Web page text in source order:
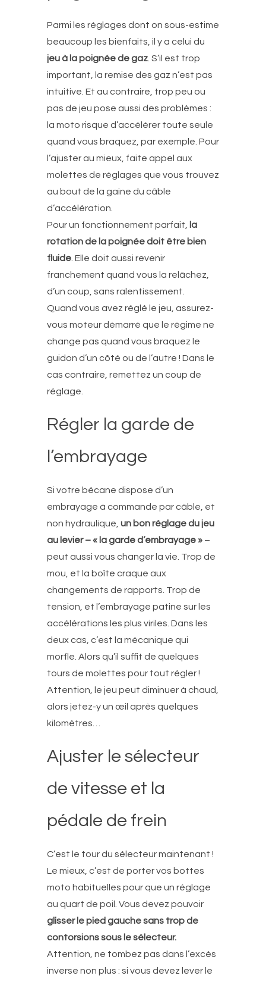
Parmi les réglages dont on sous-estime
beaucoup les bienfaits, il y a celui du
jeu à la poignée de gaz. S’il est trop
important, la remise des gaz n’est pas
intuitive. Et au contraire, trop peu ou
pas de jeu pose aussi des problèmes :
la moto risque d’accélérer toute seule
quand vous braquez, par exemple. Pour
l’ajuster au mieux, faite appel aux
molettes de réglages que vous trouvez
au bout de la gaine du câble
d’accélération.
Pour un fonctionnement parfait, la
rotation de la poignée doit être bien
fluide. Elle doit aussi revenir
franchement quand vous la relâchez,
d’un coup, sans ralentissement.
Quand vous avez réglé le jeu, assurez-
vous moteur démarré que le régime ne
change pas quand vous braquez le
guidon d’un côté ou de l’autre ! Dans le
cas contraire, remettez un coup de
réglage.
Régler la garde de
l’embrayage
Si votre bécane dispose d’un
embrayage à commande par câble, et
non hydraulique, un bon réglage du jeu
au levier – « la garde d’embrayage » –
peut aussi vous changer la vie. Trop de
mou, et la boîte craque aux
changements de rapports. Trop de
tension, et l’embrayage patine sur les
accélérations les plus viriles. Dans les
deux cas, c’est la mécanique qui
morfle. Alors qu’il suffit de quelques
tours de molettes pour tout régler !
Attention, le jeu peut diminuer à chaud,
alors jetez-y un œil après quelques
kilomètres…
Ajuster le sélecteur
de vitesse et la
pédale de frein
C’est le tour du sélecteur maintenant !
Le mieux, c’est de porter vos bottes
moto habituelles pour que un réglage
au quart de poil. Vous devez pouvoir
glisser le pied gauche sans trop de
contorsions sous le sélecteur.
Attention, ne tombez pas dans l’excès
inverse non plus : si vous devez lever le